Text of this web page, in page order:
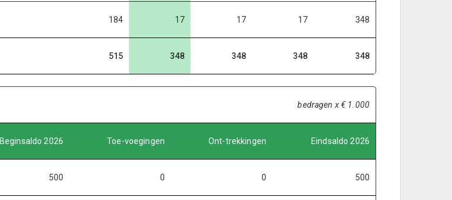
184 17 17 17 348
515 348 348 348 348
bedragen x € 1.000
Beginsaldo 2026 Toe-voegingen Ont-trekkingen Eindsaldo 2026
500 0 0 500